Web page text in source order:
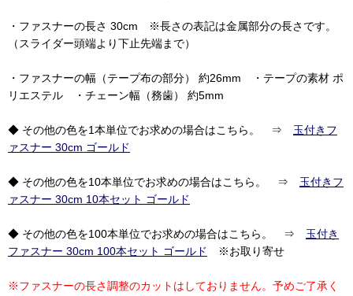
・ファスナーの長さ 30cm ※長さの表記は金属部分の長さです。
（スライダー頭端より下止先端まで）
・ファスナーの幅（テープ布の部分） 約26mm ・テープの素材 ポ
リエステル ・チェーン幅（務歯） 約5mm
◆ その他の色を1本単位でお求めの場合はこちら。 ⇒ 玉付きフ
ァスナー 30cm ゴールド
◆ その他の色を10本単位でお求めの場合はこちら。 ⇒ 玉付きフ
ァスナー 30cm 10本セット ゴールド
◆ その他の色を100本単位でお求めの場合はこちら。 ⇒ 玉付き
ファスナー 30cm 100本セット ゴールド
※お取り寄せ
※ファスナーの長さ調整のカットはしておりません。予めご了承く